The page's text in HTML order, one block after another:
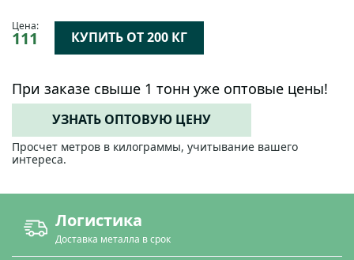
Цена:
111 КУПИТЬ ОТ 200 КГ
При заказе свыше 1 тонн уже оптовые цены!
УЗНАТЬ ОПТОВУЮ ЦЕНУ
Просчет метров в килограммы, учитывание вашего
интереса.
Логистика
Доставка металла в срок